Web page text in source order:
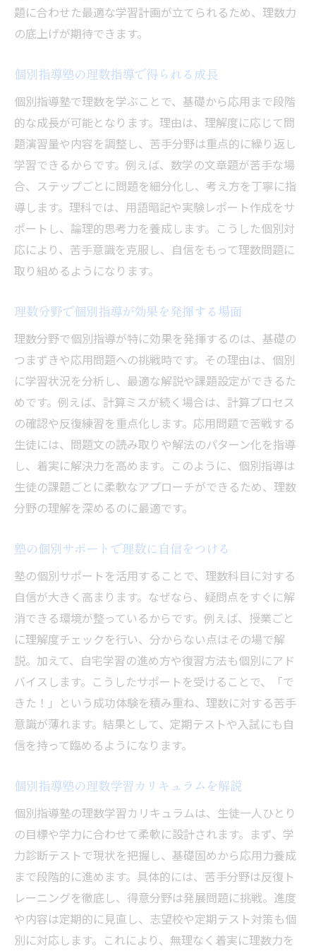
題に合わせた最適な学習計画が立てられるため、理数力
の底上げが期待できます。
個別指導塾の理数指導で得られる成長
個別指導塾で理数を学ぶことで、基礎から応用まで段階
的な成長が可能となります。理由は、理解度に応じて問
題演習量や内容を調整し、苦手分野は重点的に繰り返し
学習できるからです。例えば、数学の文章題が苦手な場
合、ステップごとに問題を細分化し、考え方を丁寧に指
導します。理科では、用語暗記や実験レポート作成をサ
ポートし、論理的思考力を養成します。こうした個別対
応により、苦手意識を克服し、自信をもって理数問題に
取り組めるようになります。
理数分野で個別指導が効果を発揮する場面
理数分野で個別指導が特に効果を発揮するのは、基礎の
つまずきや応用問題への挑戦時です。その理由は、個別
に学習状況を分析し、最適な解説や課題設定ができるた
めです。例えば、計算ミスが続く場合は、計算プロセス
の確認や反復練習を重点化します。応用問題で苦戦する
生徒には、問題文の読み取りや解法のパターン化を指導
し、着実に解決力を高めます。このように、個別指導は
生徒の課題ごとに柔軟なアプローチができるため、理数
分野の理解を深めるのに最適です。
塾の個別サポートで理数に自信をつける
塾の個別サポートを活用することで、理数科目に対する
自信が大きく高まります。なぜなら、疑問点をすぐに解
消できる環境が整っているからです。例えば、授業ごと
に理解度チェックを行い、分からない点はその場で解
説。加えて、自宅学習の進め方や復習方法も個別にアド
バイスします。こうしたサポートを受けることで、「で
きた！」という成功体験を積み重ね、理数に対する苦手
意識が薄れます。結果として、定期テストや入試にも自
信を持って臨めるようになります。
個別指導塾の理数学習カリキュラムを解説
個別指導塾の理数学習カリキュラムは、生徒一人ひとり
の目標や学力に合わせて柔軟に設計されます。まず、学
力診断テストで現状を把握し、基礎固めから応用力養成
まで段階的に進めます。具体的には、苦手分野は反復ト
レーニングを徹底し、得意分野は発展問題に挑戦。進度
や内容は定期的に見直し、志望校や定期テスト対策も個
別に対応します。これにより、無理なく着実に理数力を